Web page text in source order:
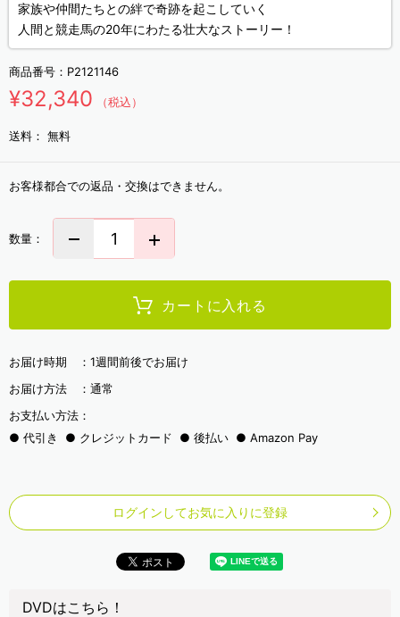
家族や仲間たちとの絆で奇跡を起こしていく
人間と競走馬の20年にわたる壮大なストーリー！
商品番号： P2121146
¥32,340 （税込）
送料： 無料
お客様都合での返品・交換はできません。
数量：
カートに入れる
お届け時期 ： 1週間前後でお届け
お届け方法 ： 通常
お支払い方法：
代引き
クレジットカード 後払い Amazon Pay
ログインしてお気に入りに登録
DVDはこちら！